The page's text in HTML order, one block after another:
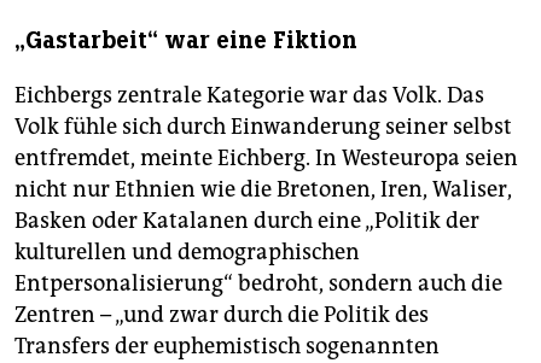
„Gastarbeit“ war eine Fiktion
Eichbergs zentrale Kategorie war das Volk. Das
Volk fühle sich durch Einwanderung seiner selbst
entfremdet, meinte Eichberg. In Westeuropa seien
nicht nur Ethnien wie die Bretonen, Iren, Waliser,
Basken oder Katalanen durch eine „Politik der
kulturellen und demographischen
Entpersonalisierung“ bedroht, sondern auch die
Zentren – „und zwar durch die Politik des
Transfers der euphemistisch sogenannten